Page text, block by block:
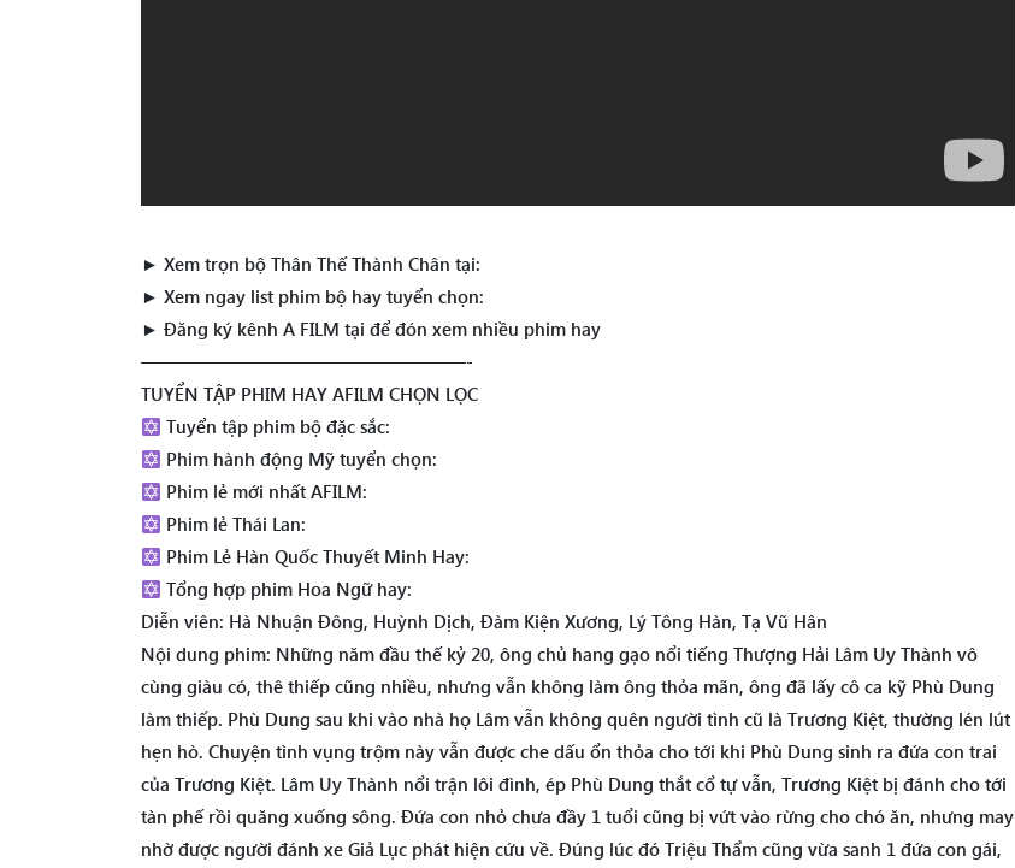
► Xem trọn bộ Thân Thế Thành Chân tại:
► Xem ngay list phim bộ hay tuyển chọn:
► Đăng ký kênh A FILM tại để đón xem nhiều phim hay
——————————————————-
TUYỂN TẬP PHIM HAY AFILM CHỌN LỌC
Tuyển tập phim bộ đặc sắc:
Phim hành động Mỹ tuyển chọn:
Phim lẻ mới nhất AFILM:
Phim lẻ Thái Lan:
Phim Lẻ Hàn Quốc Thuyết Minh Hay:
Tổng hợp phim Hoa Ngữ hay:
Diễn viên: Hà Nhuận Đông, Huỳnh Dịch, Đàm Kiện Xương, Lý Tông Hàn, Tạ Vũ Hân
Nội dung phim: Những năm đầu thế kỷ 20, ông chủ hang gạo nổi tiếng Thượng Hải Lâm Uy Thành vô
cùng giàu có, thê thiếp cũng nhiều, nhưng vẫn không làm ông thỏa mãn, ông đã lấy cô ca kỹ Phù Dung
làm thiếp. Phù Dung sau khi vào nhà họ Lâm vẫn không quên người tình cũ là Trương Kiệt, thường lén lút
hẹn hò. Chuyện tình vụng trộm này vẫn được che dấu ổn thỏa cho tới khi Phù Dung sinh ra đứa con trai
của Trương Kiệt. Lâm Uy Thành nổi trận lôi đình, ép Phù Dung thắt cổ tự vẫn, Trương Kiệt bị đánh cho tới
tàn phế rồi quăng xuống sông. Đứa con nhỏ chưa đầy 1 tuổi cũng bị vứt vào rừng cho chó ăn, nhưng may
nhờ được người đánh xe Giả Lục phát hiện cứu về. Đúng lúc đó Triệu Thẩm cũng vừa sanh 1 đứa con gái,